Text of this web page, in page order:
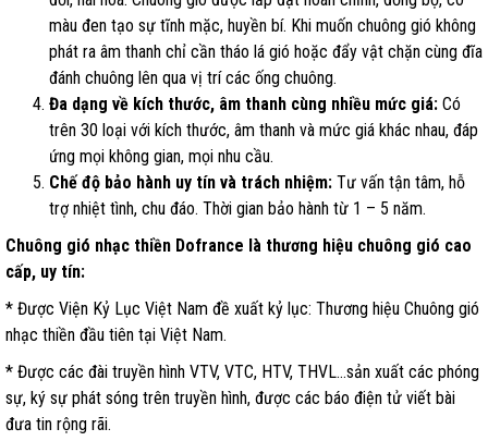
màu đen tạo sự tĩnh mặc, huyền bí. Khi muốn chuông gió không
phát ra âm thanh chỉ cần tháo lá gió hoặc đẩy vật chặn cùng đĩa
đánh chuông lên qua vị trí các ống chuông.
Đa dạng về kích thước, âm thanh cùng nhiều mức giá: Có
trên 30 loại với kích thước, âm thanh và mức giá khác nhau, đáp
ứng mọi không gian, mọi nhu cầu.
Chế độ bảo hành uy tín và trách nhiệm: Tư vấn tận tâm, hỗ
trợ nhiệt tình, chu đáo. Thời gian bảo hành từ 1 – 5 năm.
Chuông gió nhạc thiền Dofrance là thương hiệu chuông gió cao
cấp, uy tín:
* Được Viện Kỷ Lục Việt Nam đề xuất kỷ lục: Thương hiệu Chuông gió
nhạc thiền đầu tiên tại Việt Nam.
* Được các đài truyền hình VTV, VTC, HTV, THVL…sản xuất các phóng
sự, ký sự phát sóng trên truyền hình, được các báo điện tử viết bài
đưa tin rộng rãi.